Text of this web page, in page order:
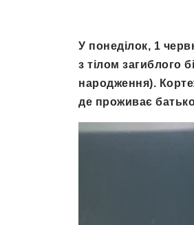
У понеділок, 1
з тілом загиблого
народження).
де проживає